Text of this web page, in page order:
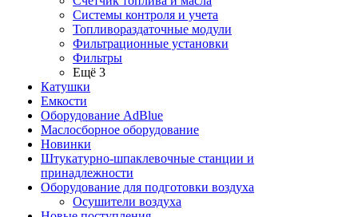
Системы контроля и учета
Топливораздаточные модули
Фильтрационные установки
Фильтры
Ещё 3
Катушки
Емкости
Оборудование AdBlue
Маслосборное оборудование
Новинки
Штукатурно-шпаклевочные станции и
принадлежности
Оборудование для подготовки воздуха
Осушители воздуха